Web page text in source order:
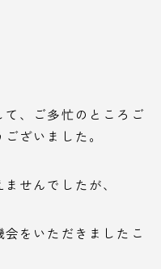
、ご多忙のところご
ざいました。
せんでしたが、
をいただきましたこ